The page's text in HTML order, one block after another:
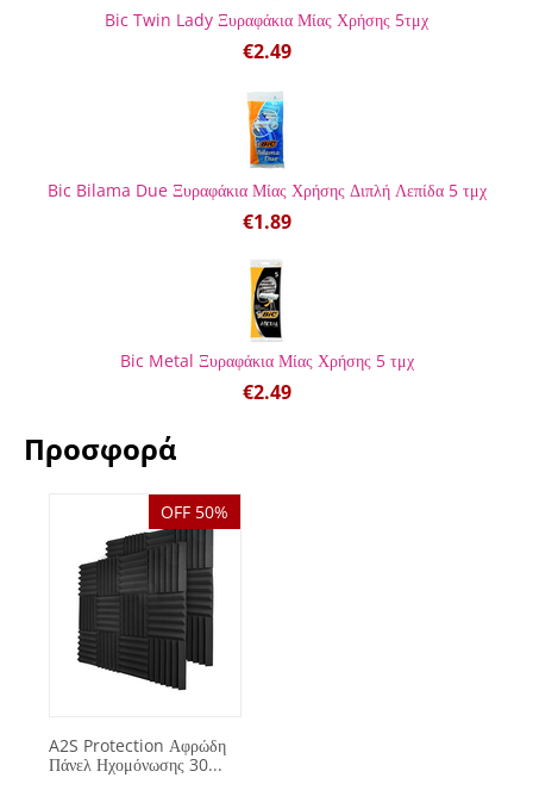
Bic Twin Lady Ξυραφάκια Μίας Χρήσης 5τμχ
€2.49
Bic Bilama Due Ξυραφάκια Μίας Χρήσης Διπλή Λεπίδα 5 τμχ
€1.89
Bic Metal Ξυραφάκια Μίας Χρήσης 5 τμχ
€2.49
Προσφορά
OFF 50%
A2S Protection Αφρώδη
Πάνελ Ηχομόνωσης 30...